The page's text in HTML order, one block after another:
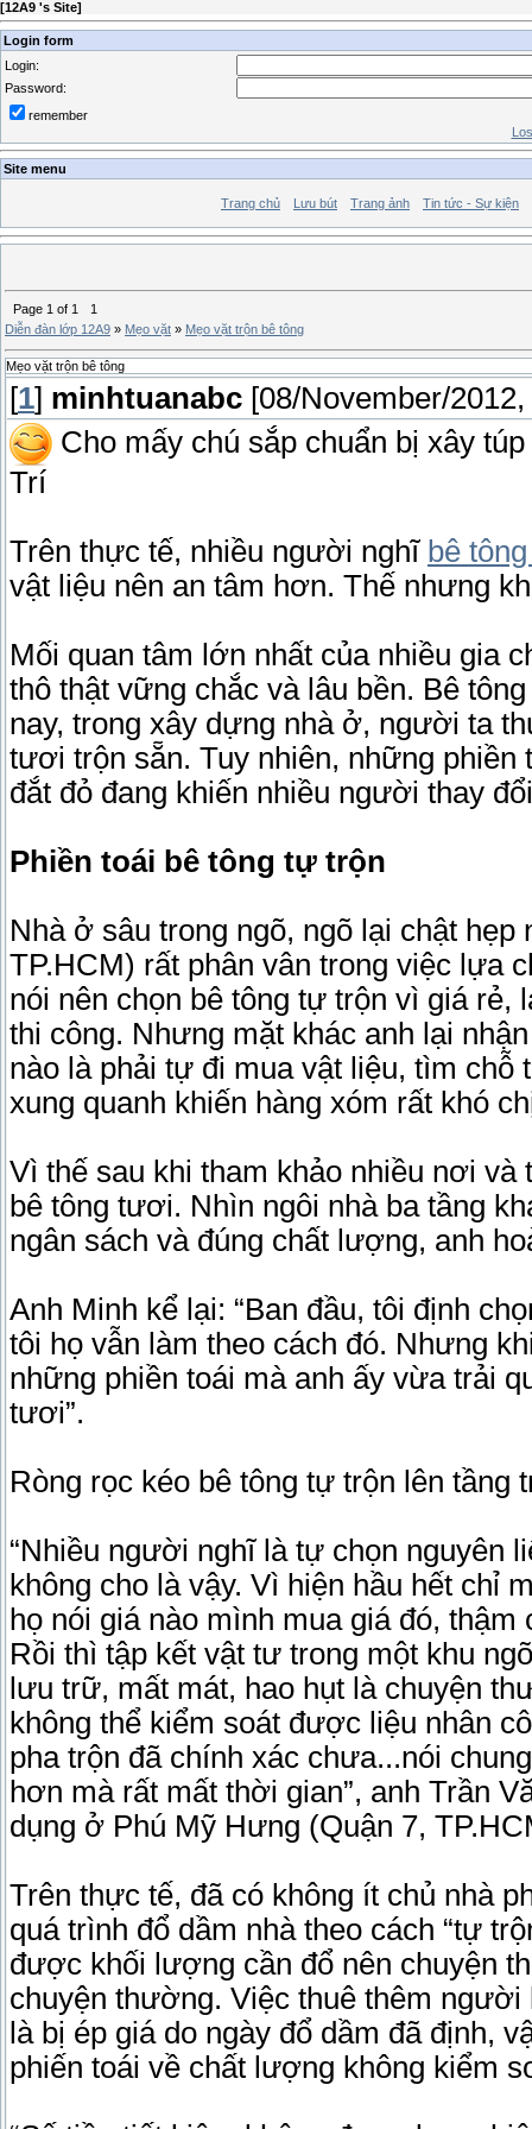
[12A9 's Site]
Login form
Login:
Password:
remember
Site menu
Trang chủ Lưu bút Trang ảnh Tin tức - Sự kiện
Page 1 of 1
1
Diễn đàn lớp 12A9 » Mẹo vặt » Mẹo vặt trộn bê tông
Mẹo vặt trộn bê tông
[1] minhtuanabc [08/November/
Cho mấy chú sắp chuẩn bị xây
Trí
Trên thực tế, nhiều người nghĩ bê
vật liệu nên an tâm hơn. Thế nhưng
Mối quan tâm lớn nhất của nhiều gia
thô thật vững chắc và lâu bền. Bê
nay, trong xây dựng nhà ở, người ta
tươi trộn sẵn. Tuy nhiên, những
đắt đỏ đang khiến nhiều người thay
Phiền toái bê tông tự trộn
Nhà ở sâu trong ngõ, ngõ lại chật
TP.HCM) rất phân vân trong việc lựa
nói nên chọn bê tông tự trộn vì giá rẻ,
thi công. Nhưng mặt khác anh lại
nào là phải tự đi mua vật liệu, tìm
xung quanh khiến hàng xóm rất khó
Vì thế sau khi tham khảo nhiều nơi
bê tông tươi. Nhìn ngôi nhà ba tầng
ngân sách và đúng chất lượng, anh
Anh Minh kể lại: “Ban đầu, tôi định
tôi họ vẫn làm theo cách đó. Nhưng
những phiền toái mà anh ấy vừa trải
tươi”.
Ròng rọc kéo bê tông tự trộn lên tầng
“Nhiều người nghĩ là tự chọn nguyên
không cho là vậy. Vì hiện hầu hết chỉ
họ nói giá nào mình mua giá đó,
Rồi thì tập kết vật tư trong một khu
lưu trữ, mất mát, hao hụt là chuyện
không thể kiểm soát được liệu nhân
pha trộn đã chính xác chưa...nói
hơn mà rất mất thời gian”, anh Trần
dụng ở Phú Mỹ Hưng (Quận 7,
Trên thực tế, đã có không ít chủ nhà
quá trình đổ dầm nhà theo cách “tự
được khối lượng cần đổ nên chuyện
chuyện thường. Việc thuê thêm
là bị ép giá do ngày đổ dầm đã định,
phiến toái về chất lượng không kiểm